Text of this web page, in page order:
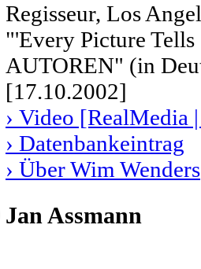
Regisseur, Los
"'Every Picture
AUTOREN" (in
[17.10.2002]
› Video [RealMedia
› Datenbankeintrag
› Über Wim Wenders
Jan Assmann